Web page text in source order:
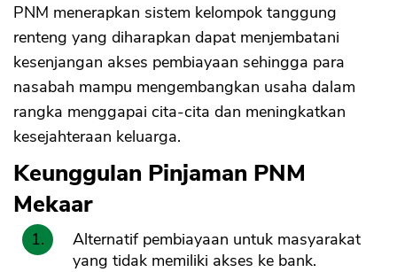
PNM menerapkan sistem kelompok tanggung
renteng yang diharapkan dapat menjembatani
kesenjangan akses pembiayaan sehingga para
nasabah mampu mengembangkan usaha dalam
rangka menggapai cita-cita dan meningkatkan
kesejahteraan keluarga.
Keunggulan Pinjaman PNM
Mekaar
Alternatif pembiayaan untuk masyarakat
yang tidak memiliki akses ke bank.